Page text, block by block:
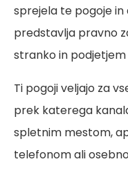
sprejela te pogoje
predstavlja pravno
stranko in podjetjem
Ti pogoji veljajo za
prek katerega
spletnim mestom,
telefonom ali